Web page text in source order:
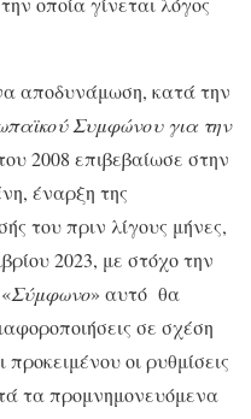
αποδυνάμωση, κατά την
Συμφώνου για την
2008 επιβεβαίωσε στην
έναρξη της
του πριν λίγους μήνες,
2023, με στόχο την
Σύμφωνο» αυτό θα
σε σχέση
οι ρυθμίσεις
τα προμνημονευόμενα